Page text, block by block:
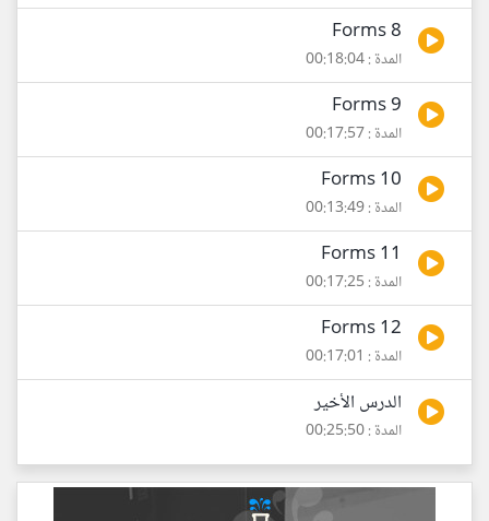
Forms 8
المدة : 00:18:04
Forms 9
المدة : 00:17:57
Forms 10
المدة : 00:13:49
Forms 11
المدة : 00:17:25
Forms 12
المدة : 00:17:01
الدرس الأخير
المدة : 00:25:50